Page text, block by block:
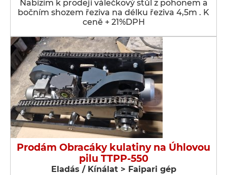
Nabízím k prodeji válečkový stůl z pohonem a
bočním shozem řeziva na délku řeziva 4,5m . K
ceně + 21%DPH
Prodám Obracáky kulatiny na Úhlovou
pilu TTPP-550
Eladás / Kínálat > Faipari gép